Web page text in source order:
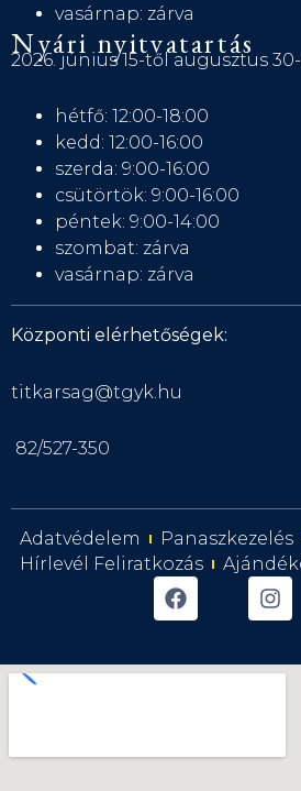
vasárnap: zárva
Nyári nyitvatartás
2026. június 15-től augusztus
hétfő: 12:00-18:00
kedd: 12:00-16:00
szerda: 9:00-16:00
csütörtök: 9:00-16:00
péntek: 9:00-14:00
szombat: zárva
vasárnap: zárva
Központi elérhetőségek:
titkarsag@tgyk.hu
82/527-350
Adatvédelem Panaszkezelés
Hírlevél Feliratkozás